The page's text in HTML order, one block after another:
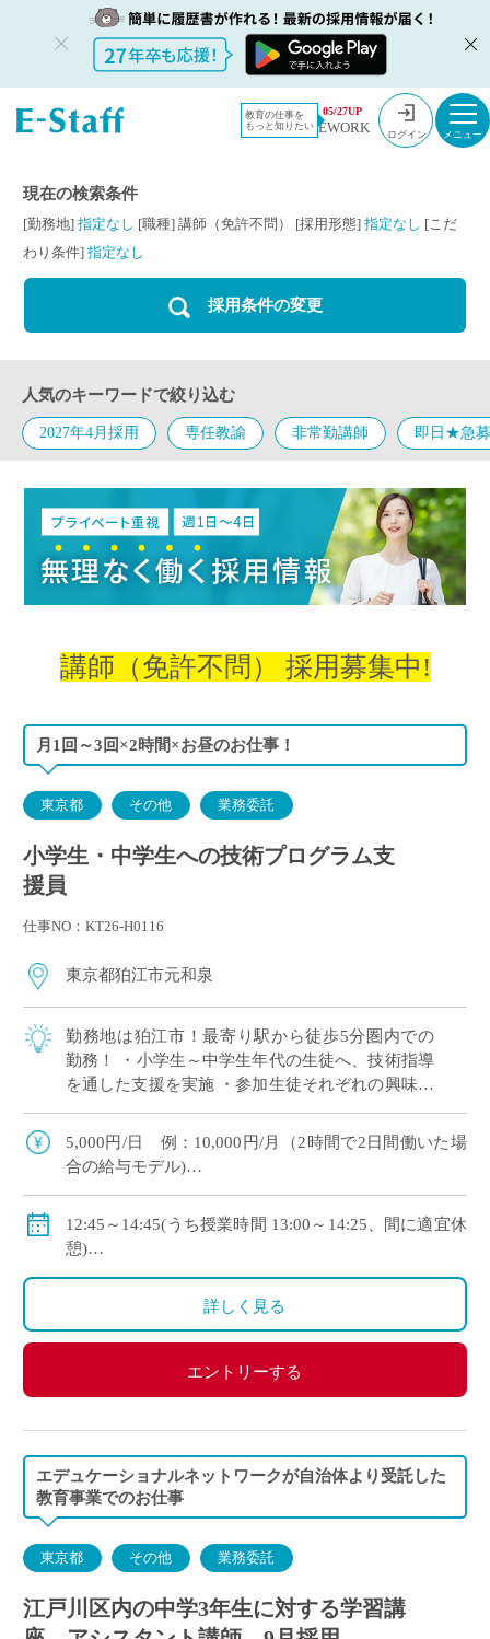
教育の仕事を
もっと知りたい
05/27UP
EWORK ログイン
教員採用情
報のイー・
TOP
講師（免許
不問）
現在の検索条件
[勤務地] 指定なし [職種] 講師（免許不問） [採用形態] 指定なし [こだ
わり条件] 指定なし
採用条件の変更
人気のキーワードで絞り込む
2027年4月採用 専任教諭 非常勤講師 即日★急
講師（免許不問） 採用募集中!
月1回～3回×2時間×お昼のお仕事！
東京都 その他 業務委託
小学生・中学生への技術プログラム支
援員
仕事NO：KT26-H0116
東京都狛江市元和泉
勤務地は狛江市！最寄り駅から徒歩5分圏内での
勤務！ ・小学生～中学生年代の生徒へ、技術指導
を通した支援を実施 ・参加生徒それぞれの興味や
のお仕事です！ ・12月スタート・3月 […]
5,000円/日 例：10,000円/月（2時間で2日間働いた場
合の給与モデル)
12:45～14:45(うち授業時間 13:00～14:25、間に適宜休
憩)
2026年 12月7日、12月22日
2027年 1月19日、1月26日、2月1日、2月8日、2月16
詳しく見る
エントリーする
エデュケーショナルネットワークが自治体より受託した
教育事業でのお仕事
東京都 その他 業務委託
江戸川区内の中学3年生に対する学習講